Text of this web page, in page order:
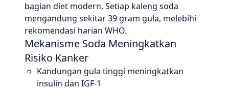
bagian diet modern. Setiap kaleng soda
mengandung sekitar 39 gram gula, melebihi
rekomendasi harian WHO.
Mekanisme Soda Meningkatkan
Risiko Kanker
Kandungan gula tinggi meningkatkan
insulin dan IGF-1